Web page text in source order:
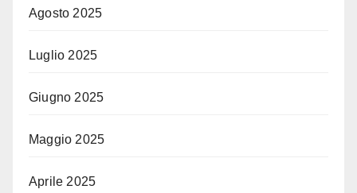
Agosto 2025
Luglio 2025
Giugno 2025
Maggio 2025
Aprile 2025